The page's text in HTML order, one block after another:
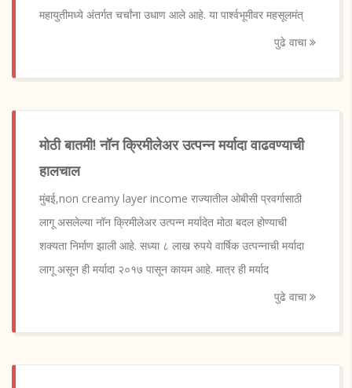
महायुतीमध्ये अंतर्गत चर्चांना उधाण आले आहे. या पार्श्वभूमीवर महसूलमंत्
पुढे वाचा
मोठी बातमी! नॉन क्रिमीलेअर उत्पन्न मर्यादा वाढवण्याची
हालचाल
मुंबई,non creamy layer income राज्यातील ओबीसी प्रवर्गासाठी
लागू असलेल्या नॉन क्रिमीलेअर उत्पन्न मर्यादेत मोठा बदल होण्याची
शक्यता निर्माण झाली आहे. सध्या ८ लाख रुपये वार्षिक उत्पन्नाची मर्यादा
लागू असून ही मर्यादा २०१७ पासून कायम आहे. मात्र ही मर्याद
पुढे वाचा